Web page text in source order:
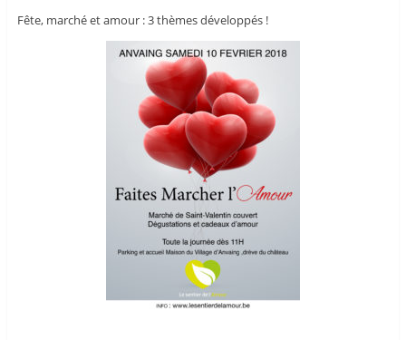
Fête, marché et amour : 3 thèmes développés !